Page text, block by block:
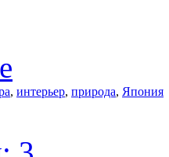
, интерьер, природа, Япония